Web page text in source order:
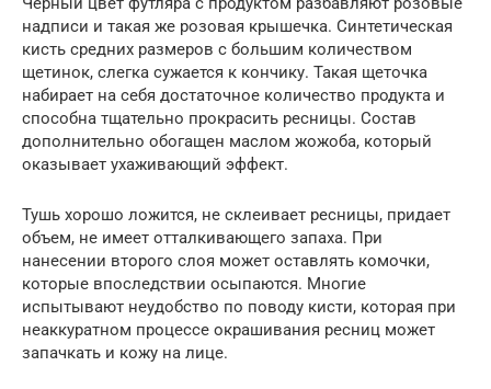
надписи и такая же розовая крышечка. Синтетическая
кисть средних размеров с большим количеством
щетинок, слегка сужается к кончику. Такая щеточка
набирает на себя достаточное количество продукта и
способна тщательно прокрасить ресницы. Состав
дополнительно обогащен маслом жожоба, который
оказывает ухаживающий эффект.
Тушь хорошо ложится, не склеивает ресницы, придает
объем, не имеет отталкивающего запаха. При
нанесении второго слоя может оставлять комочки,
которые впоследствии осыпаются. Многие
испытывают неудобство по поводу кисти, которая при
неаккуратном процессе окрашивания ресниц может
запачкать и кожу на лице.